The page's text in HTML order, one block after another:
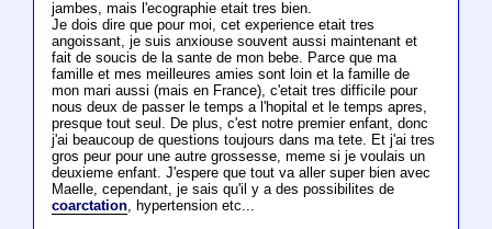
jambes, mais l'ecographie etait tres bien.
Je dois dire que pour moi, cet experience etait tres
angoissant, je suis anxiouse souvent aussi maintenant et
fait de soucis de la sante de mon bebe. Parce que ma
famille et mes meilleures amies sont loin et la famille de
mon mari aussi (mais en France), c'etait tres difficile pour
nous deux de passer le temps a l'hopital et le temps apres,
presque tout seul. De plus, c'est notre premier enfant, donc
j'ai beaucoup de questions toujours dans ma tete. Et j'ai tres
gros peur pour une autre grossesse, meme si je voulais un
deuxieme enfant. J'espere que tout va aller super bien avec
Maelle, cependant, je sais qu'il y a des possibilites de
coarctation, hypertension etc...